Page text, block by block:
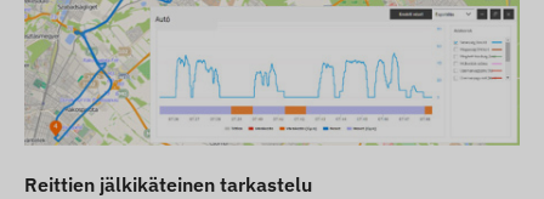
sähköposti-ilmoitusten lisäksi, osta myös SMS-
krediittikortti, jonka löydät verkkokaupastamme,
laitteen oheistuotteiden joukosta.
Pyrimme varmistamaan verkkosivustolla
esitettyjen tietojen ja kuvien jatkuvan päivityksen
ja tarkkuuden. Huomioithan kuitenkin, että
Reittien jälkikäteinen tarkastelu